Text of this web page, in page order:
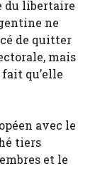
du libertaire
ne
de quitter
mais
qu’elle
avec le
tiers
et le